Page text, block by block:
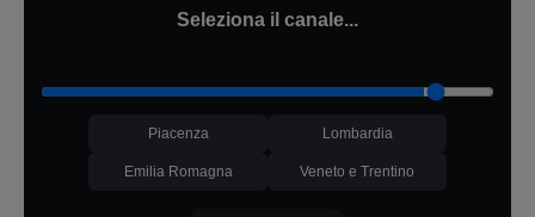
Seleziona il canale...
Piacenza Lombardia
Emilia Romagna Veneto e Trentino